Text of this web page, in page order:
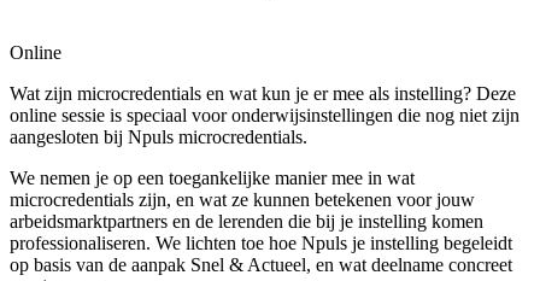
Online
Wat zijn microcredentials en wat kun je er mee als instelling? Deze
online sessie is speciaal voor onderwijsinstellingen die nog niet zijn
aangesloten bij Npuls microcredentials.
We nemen je op een toegankelijke manier mee in wat
microcredentials zijn, en wat ze kunnen betekenen voor jouw
arbeidsmarktpartners en de lerenden die bij je instelling komen
professionaliseren. We lichten toe hoe Npuls je instelling begeleidt
op basis van de aanpak Snel & Actueel, en wat deelname concreet